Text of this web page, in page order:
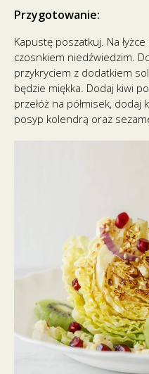
Przygotowanie:
Kapustę poszatkuj. Na
czosnkiem niedźwiedzim.
przykryciem z dodatkiem
będzie miękka. Dodaj kiwi
przełóż na półmisek, dodaj
posyp kolendrą oraz